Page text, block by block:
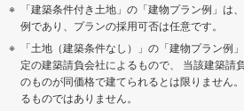
「建築条件付き土地」の「建物プラン例」は
例であり、プランの採用可否は任意です。
「土地（建築条件なし）」の「建物プラン例
定の建築請負会社によるもので、 当該建築請
のものが同価格で建てられるとは限りません
るものではありません。